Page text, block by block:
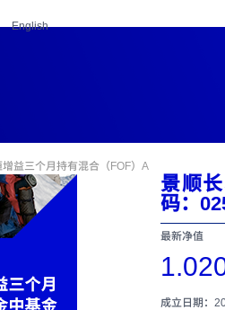
English
益三个月持有混合（FOF）A
景顺
码：
最新净值
成立日期：